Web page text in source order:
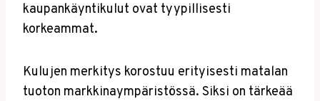
kaupankäyntikulut ovat tyypillisesti
korkeammat.
Kulujen merkitys korostuu erityisesti matalan
tuoton markkinaympäristössä. Siksi on tärkeää